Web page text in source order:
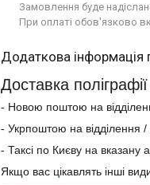
Замовлення буде
При оплаті обов'язково
Доставка
- Новою поштою на
- Укрпоштою на відділення /
- Таксі по Києву на
Якщо вас цікавлять інші